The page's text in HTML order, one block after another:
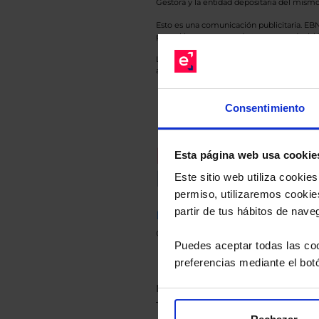
Consentimiento
Esta página web usa
Este sitio web utiliza
permiso, utilizaremos
partir de tus hábitos de
Puedes aceptar todas las
preferencias mediante el
Gestora y la entidad depositaria del
Esto es una comunicación publicitaria.
para el inversor antes de tomar una
Los datos de rentabilidad mostrados
anterior a Valor Liquidativo actual con
Le
Descárguese el archivoe
de sus alternativas de